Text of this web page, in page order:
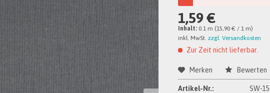
1,59 €
Inhalt: 0.1 m (15,90 € / 1 m)
inkl. MwSt.zzgl. Versandkosten
Zur Zeit nicht lieferbar.
Merken Bewerten
Artikel-Nr.: SW-